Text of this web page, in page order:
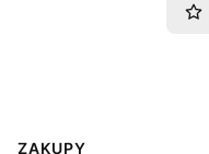
ZAKUPY